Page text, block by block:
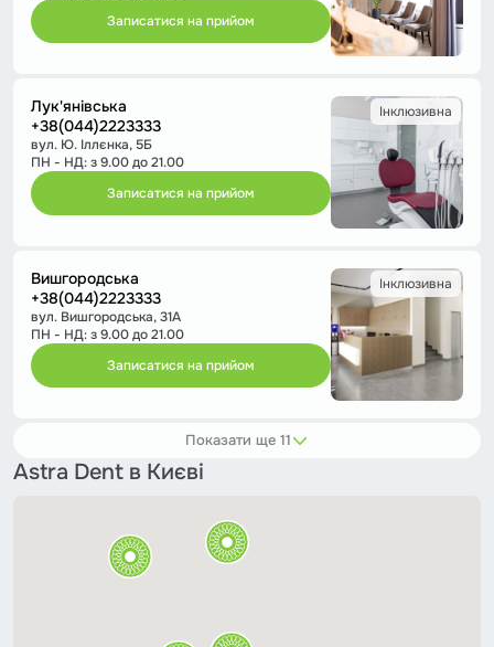
Записатися на прийом
Лук'янівська
+38(044)2223333
вул. Ю. Іллєнка, 5Б
ПН - НД: з 9.00 до 21.00
Записатися на прийом
Інклюзивна
Вишгородська
+38(044)2223333
вул. Вишгородська, 31А
ПН - НД: з 9.00 до 21.00
Записатися на прийом
Інклюзивна
Показати ще 11
Astra Dent в Києві